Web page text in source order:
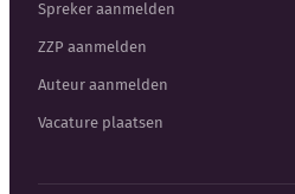
Spreker aanmelden
ZZP aanmelden
Auteur aanmelden
Vacature plaatsen